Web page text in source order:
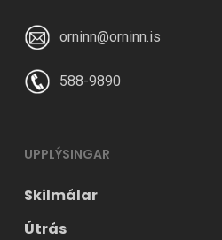
orninn@orninn.is
588-9890
UPPLÝSINGAR
Skilmálar
Útrás